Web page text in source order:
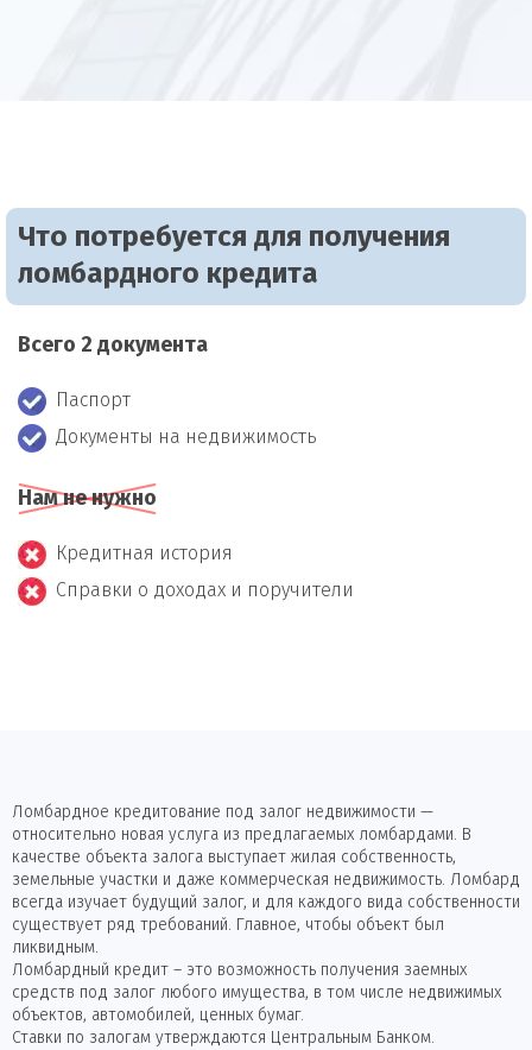
Что потребуется для получения
ломбардного кредита
Всего 2 документа
Паспорт
Документы на недвижимость
Нам не нужно
Кредитная история
Справки о доходах и поручители
Ломбардное кредитование под залог недвижимости —
относительно новая услуга из предлагаемых ломбардами. В
качестве объекта залога выступает жилая собственность,
земельные участки и даже коммерческая недвижимость. Ломбард
всегда изучает будущий залог, и для каждого вида собственности
существует ряд требований. Главное, чтобы объект был
ликвидным.
Ломбардный кредит – это возможность получения заемных
средств под залог любого имущества, в том числе недвижимых
объектов, автомобилей, ценных бумаг.
Ставки по залогам утверждаются Центральным Банком.